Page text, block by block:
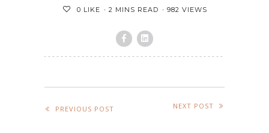
0 LIKE 2 MINS READ 982 VIEWS
PREVIOUS POST NEXT POST